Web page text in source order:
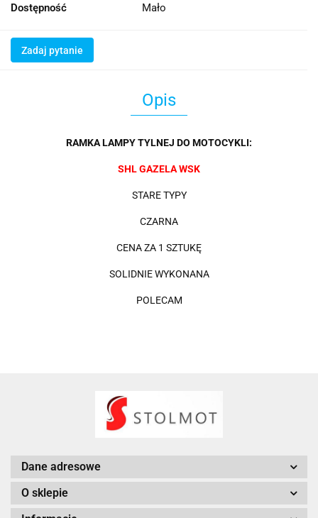
Dostępność Mało
Zadaj pytanie
Opis
RAMKA LAMPY TYLNEJ DO MOTOCYKLI:
SHL GAZELA WSK
STARE TYPY
CZARNA
CENA ZA 1 SZTUKĘ
SOLIDNIE WYKONANA
POLECAM
Dane adresowe
O sklepie